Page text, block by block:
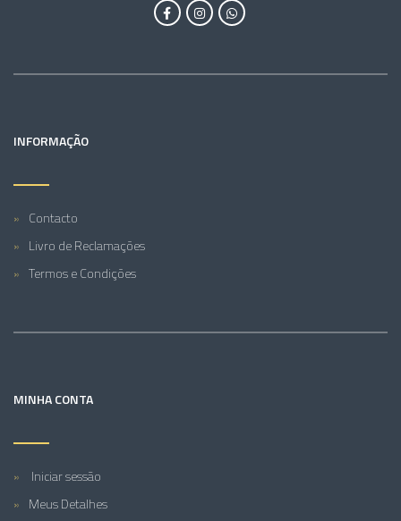
INFORMAÇÃO
Contacto
Livro de Reclamações
Termos e Condições
MINHA CONTA
Iniciar sessão
Meus Detalhes